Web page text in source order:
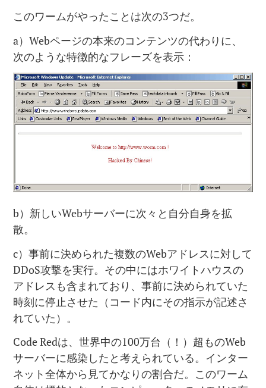
このワームがやったことは次の3つだ。
a）Webページの本来のコンテンツの代わりに、
次のような特徴的なフレーズを表示：
b）新しいWebサーバーに次々と自分自身を拡
散。
c）事前に決められた複数のWebアドレスに対して
DDoS攻撃を実行。その中にはホワイトハウスの
アドレスも含まれており、事前に決められていた
時刻に停止させた（コード内にその指示が記述さ
れていた）。
Code Redは、世界中の100万台（！）超ものWeb
サーバーに感染したと考えられている。インター
ネット全体から見てかなりの割合だ。このワーム